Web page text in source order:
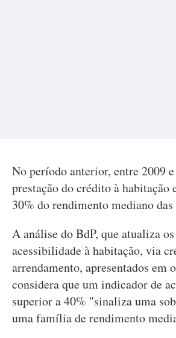
No período anterior, entre 2009
prestação do crédito à habitação
30% do rendimento mediano
A análise do BdP, que atualiza
acessibilidade à habitação, via
arrendamento, apresentados em
considera que um indicador de
superior a 40% "sinaliza uma
uma família de rendimento